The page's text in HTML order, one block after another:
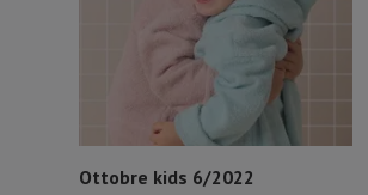
Ottobre kids 6/2022